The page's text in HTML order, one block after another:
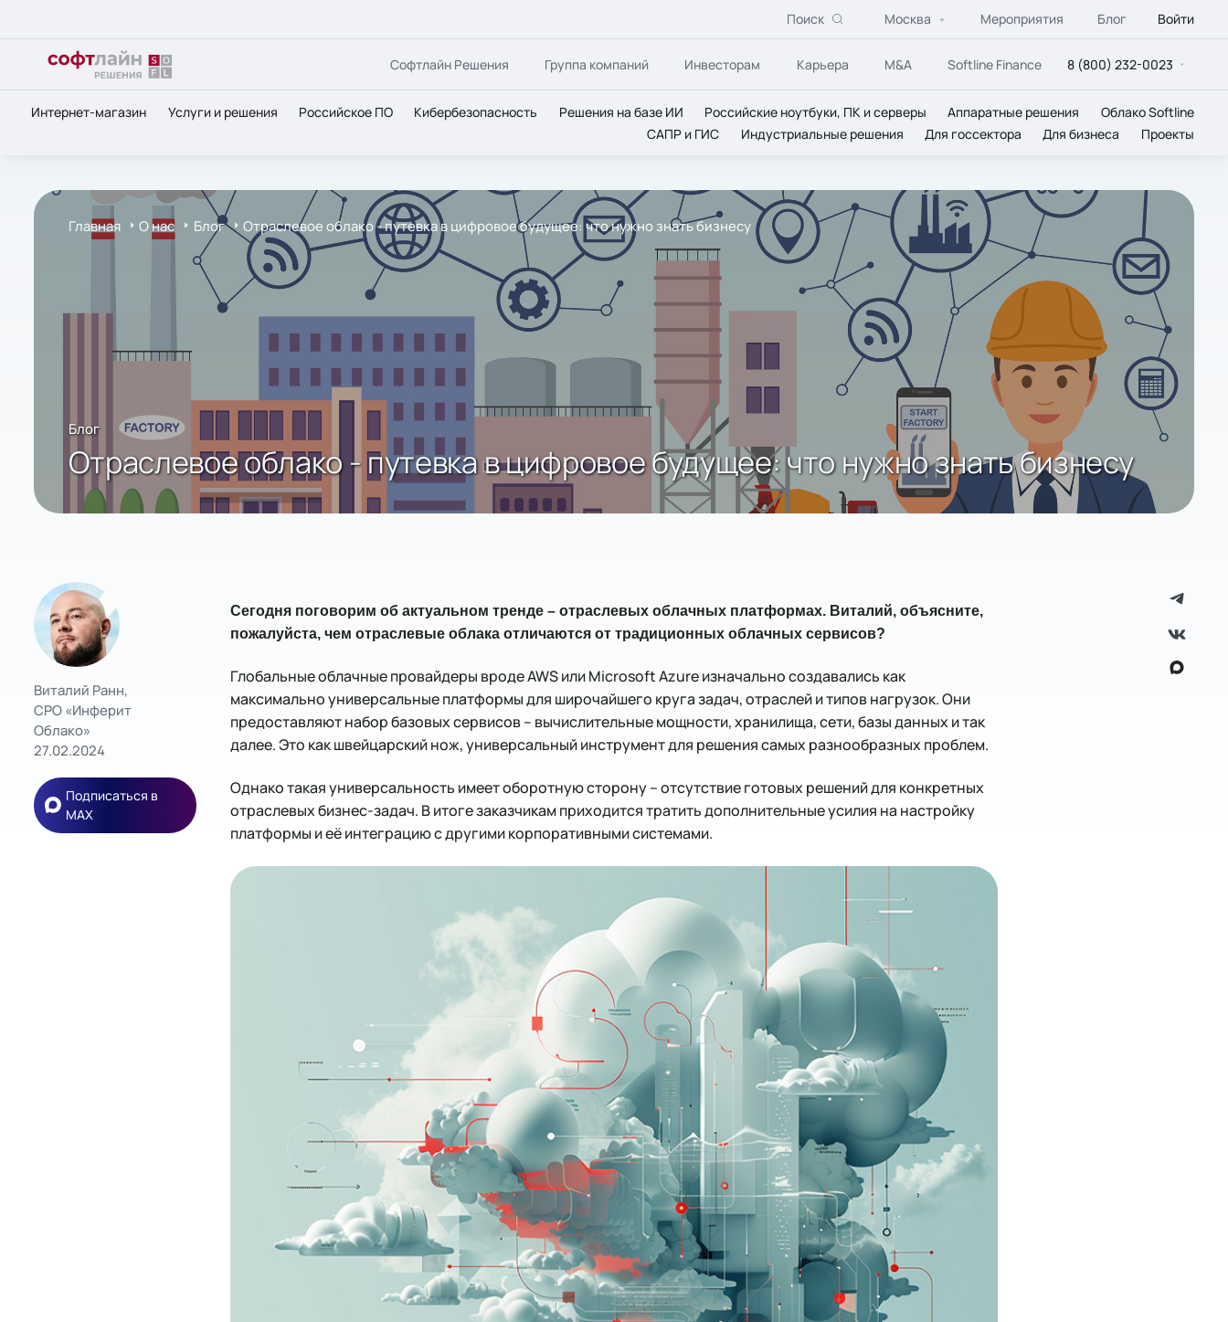
Поиск Москва Мероприятия Блог Войти
Софтлайн Решения Группа компаний Инвесторам Карьера M&A Softline Finance 8 (800) 232-0023
Интернет-магазин Услуги и решения Российское ПО Кибербезопасность Решения на базе ИИ Российские ноутбуки, ПК и серверы Аппаратные решения
Облако Softline
САПР и ГИС
Индустриальные решения Для госсектора Для бизнеса Проекты
Главная О нас Блог Отраслевое облако - путевка в цифровое будущее: что нужно знать бизнесу
Блог
Отраслевое облако - путевка в цифровое будущее: что нужно знать бизнесу
Виталий Ранн,
СРО «Инферит
Облако»
27.02.2024
Подписаться в
MAX
Сегодня поговорим об актуальном тренде – отраслевых облачных платформах. Виталий, объясните,
пожалуйста, чем отраслевые облака отличаются от традиционных облачных сервисов?
Глобальные облачные провайдеры вроде AWS или Microsoft Azure изначально создавались как
максимально универсальные платформы для широчайшего круга задач, отраслей и типов нагрузок. Они
предоставляют набор базовых сервисов – вычислительные мощности, хранилища, сети, базы данных и так
далее. Это как швейцарский нож, универсальный инструмент для решения самых разнообразных проблем.
Однако такая универсальность имеет оборотную сторону – отсутствие готовых решений для конкретных
отраслевых бизнес-задач. В итоге заказчикам приходится тратить дополнительные усилия на настройку
платформы и её интеграцию с другими корпоративными системами.